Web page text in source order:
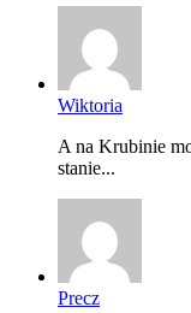
Wiktoria
A na Krubinie
stanie...
Precz